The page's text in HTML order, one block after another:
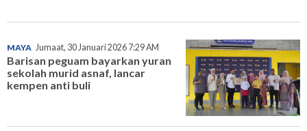
MAYA Jumaat, 30 Januari 2026 7:29 AM
Barisan peguam bayarkan yuran
sekolah murid asnaf, lancar
kempen anti buli